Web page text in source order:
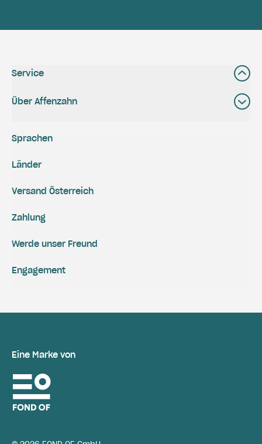
Service
Über Affenzahn
Versand Österreich
Zahlung
Engagement
Werde unser Freund
Sprachen
Länder
Eine Marke von